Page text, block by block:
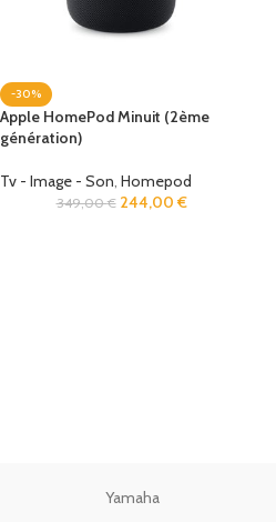
-30%
Apple HomePod Minuit (2ème
génération)
Tv - Image - Son, Homepod
349,00€ 244,00 €
Yamaha